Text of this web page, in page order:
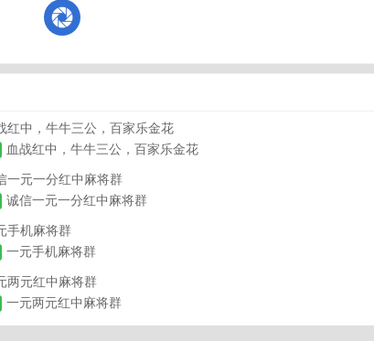
血战红中，牛牛三公，百家乐金花
诚信一元一分红中麻将群
一元手机麻将群
一元两元红中麻将群